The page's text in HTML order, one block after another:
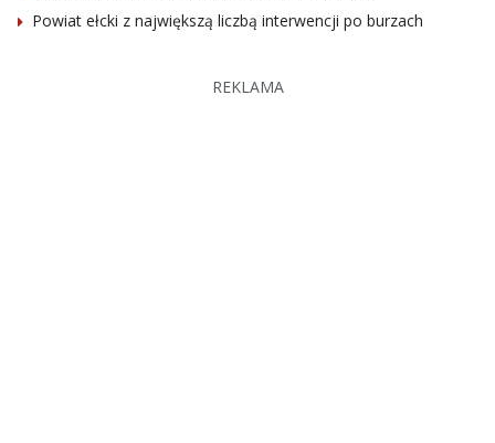
Powiat ełcki z największą liczbą interwencji po burzach
REKLAMA